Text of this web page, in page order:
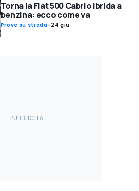
Torna la Fiat 500 Cabrio ibrida a
benzina: ecco come va
Prove su strada- 24 giu